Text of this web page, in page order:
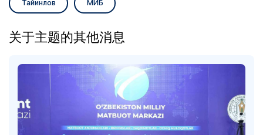
Тайинлов МИБ
关于主题的其他消息